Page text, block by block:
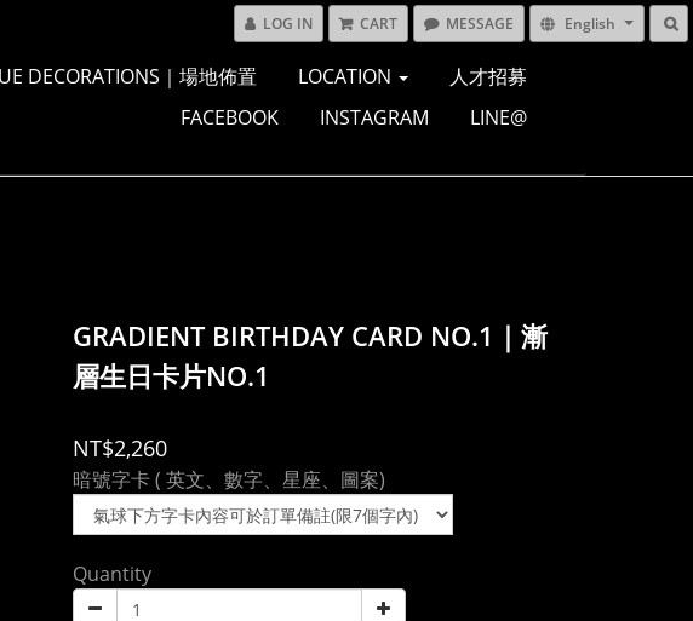
LOG IN CART MESSAGE English
DECORATIONS｜場地佈置 LOCATION
人才招募
FACEBOOK
INSTAGRAM LINE@
GRADIENT BIRTHDAY CARD NO.1｜漸
層生日卡片NO.1
NT$2,260
暗號字卡 ( 英文、數字、星座、圖案)
Quantity